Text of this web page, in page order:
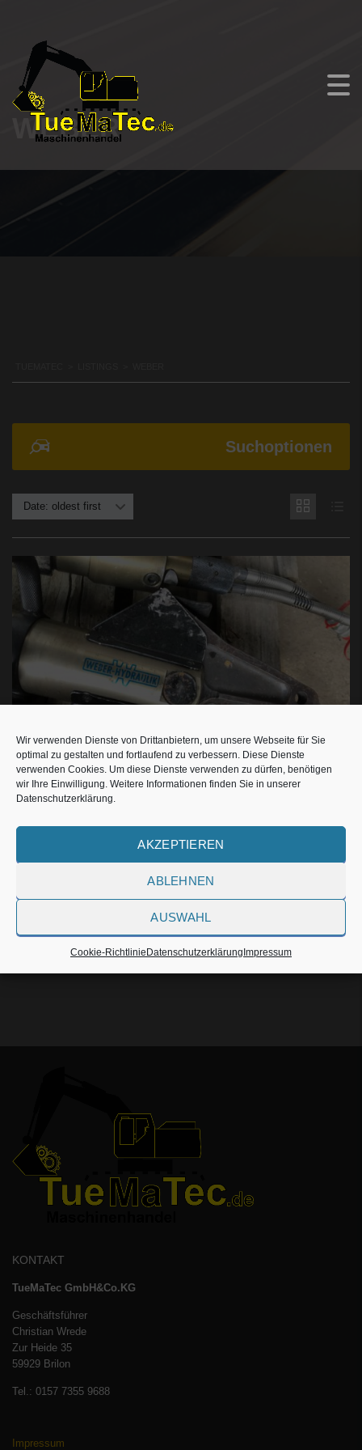
Wir verwenden Dienste von Drittanbietern, um unsere Webseite für Sie
optimal zu gestalten und fortlaufend zu verbessern. Diese Dienste
verwenden Cookies. Um diese Dienste verwenden zu dürfen, benötigen
wir Ihre Einwilligung. Weitere Informationen finden Sie in unserer
Datenschutzerklärung.
AKZEPTIEREN
ABLEHNEN
AUSWAHL
Cookie-Richtlinie Datenschutzerklärung Impressum
WEBER
Suchoptionen
Date: oldest first
KONTAKT
TueMaTec GmbH&Co.KG
Geschäftsführer
Christian Wrede
Zur Heide 35
59929 Brilon
Tel.: 0157 7355 9688
Impressum